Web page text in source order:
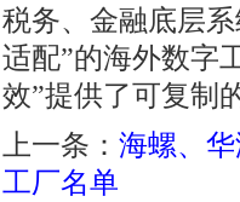
税务、金融底层
适配”的海外数字
效”提供了可复制
上一条： 海螺、
工厂名单